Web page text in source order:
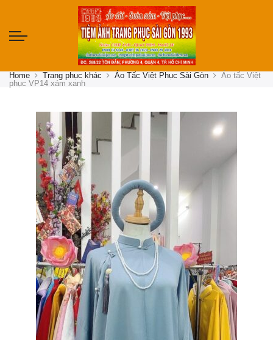
Home Trang phục khác Áo Tấc Việt Phục Sài Gòn
Áo tấc Việt
phục VP14 xám xanh